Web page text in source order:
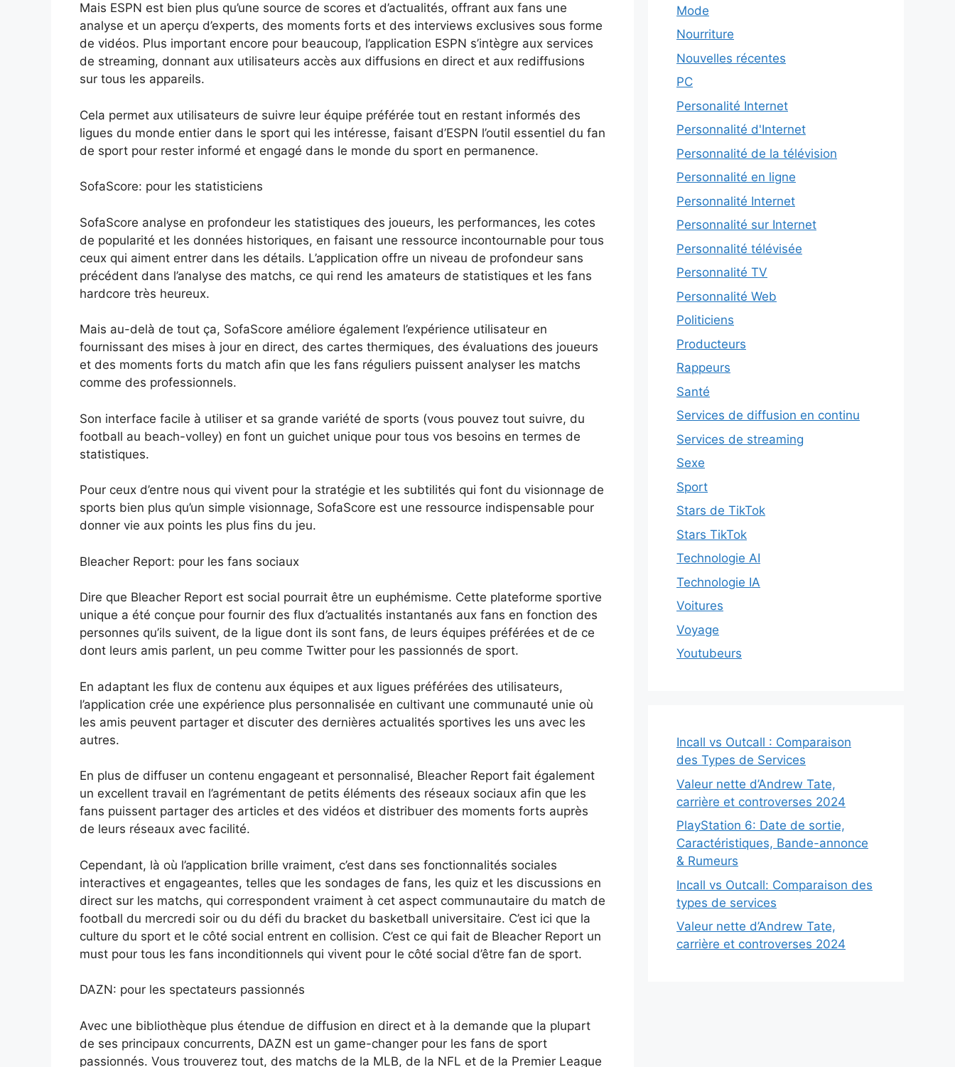
Mais ESPN est bien plus qu’une source de scores et d’actualités, offrant aux fans une
analyse et un aperçu d’experts, des moments forts et des interviews exclusives sous forme
de vidéos. Plus important encore pour beaucoup, l’application ESPN s’intègre aux services
de streaming, donnant aux utilisateurs accès aux diffusions en direct et aux rediffusions
sur tous les appareils.
Cela permet aux utilisateurs de suivre leur équipe préférée tout en restant informés des
ligues du monde entier dans le sport qui les intéresse, faisant d’ESPN l’outil essentiel du fan
de sport pour rester informé et engagé dans le monde du sport en permanence.
SofaScore: pour les statisticiens
SofaScore analyse en profondeur les statistiques des joueurs, les performances, les cotes
de popularité et les données historiques, en faisant une ressource incontournable pour tous
ceux qui aiment entrer dans les détails. L’application offre un niveau de profondeur sans
précédent dans l’analyse des matchs, ce qui rend les amateurs de statistiques et les fans
hardcore très heureux.
Mais au-delà de tout ça, SofaScore améliore également l’expérience utilisateur en
fournissant des mises à jour en direct, des cartes thermiques, des évaluations des joueurs
et des moments forts du match afin que les fans réguliers puissent analyser les matchs
comme des professionnels.
Son interface facile à utiliser et sa grande variété de sports (vous pouvez tout suivre, du
football au beach-volley) en font un guichet unique pour tous vos besoins en termes de
statistiques.
Pour ceux d’entre nous qui vivent pour la stratégie et les subtilités qui font du visionnage de
sports bien plus qu’un simple visionnage, SofaScore est une ressource indispensable pour
donner vie aux points les plus fins du jeu.
Bleacher Report: pour les fans sociaux
Dire que Bleacher Report est social pourrait être un euphémisme. Cette plateforme sportive
unique a été conçue pour fournir des flux d’actualités instantanés aux fans en fonction des
personnes qu’ils suivent, de la ligue dont ils sont fans, de leurs équipes préférées et de ce
dont leurs amis parlent, un peu comme Twitter pour les passionnés de sport.
En adaptant les flux de contenu aux équipes et aux ligues préférées des utilisateurs,
l’application crée une expérience plus personnalisée en cultivant une communauté unie où
les amis peuvent partager et discuter des dernières actualités sportives les uns avec les
autres.
En plus de diffuser un contenu engageant et personnalisé, Bleacher Report fait également
un excellent travail en l’agrémentant de petits éléments des réseaux sociaux afin que les
fans puissent partager des articles et des vidéos et distribuer des moments forts auprès
de leurs réseaux avec facilité.
Cependant, là où l’application brille vraiment, c’est dans ses fonctionnalités sociales
interactives et engageantes, telles que les sondages de fans, les quiz et les discussions en
direct sur les matchs, qui correspondent vraiment à cet aspect communautaire du match de
football du mercredi soir ou du défi du bracket du basketball universitaire. C’est ici que la
culture du sport et le côté social entrent en collision. C’est ce qui fait de Bleacher Report un
must pour tous les fans inconditionnels qui vivent pour le côté social d’être fan de sport.
DAZN: pour les spectateurs passionnés
Avec une bibliothèque plus étendue de diffusion en direct et à la demande que la plupart
de ses principaux concurrents, DAZN est un game-changer pour les fans de sport
passionnés. Vous trouverez tout, des matchs de la MLB, de la NFL et de la Premier League
Mode
Nourriture
Nouvelles récentes
PC
Personalité Internet
Personnalité d'Internet
Personnalité de la télévision
Personnalité en ligne
Personnalité Internet
Personnalité sur Internet
Personnalité télévisée
Personnalité TV
Personnalité Web
Politiciens
Producteurs
Rappeurs
Santé
Services de diffusion en continu
Services de streaming
Sexe
Sport
Stars de TikTok
Stars TikTok
Technologie AI
Technologie IA
Voitures
Voyage
Youtubeurs
Incall vs Outcall : Comparaison
des Types de Services
Valeur nette d’Andrew Tate,
carrière et controverses 2024
PlayStation 6: Date de sortie,
Caractéristiques, Bande-annonce
& Rumeurs
Incall vs Outcall: Comparaison des
types de services
Valeur nette d’Andrew Tate,
carrière et controverses 2024